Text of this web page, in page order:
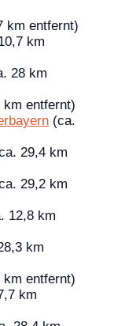
km entfernt)
km
28 km
km entfernt)
(ca.
29,4 km
29,2 km
12,8 km
km
km entfernt)
km